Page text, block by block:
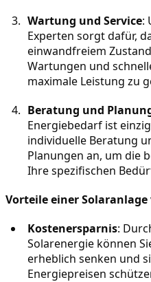
Wartung und Service:
Experten sorgt dafür,
einwandfreiem
Wartungen und
maximale Leistung zu
Beratung und
Energiebedarf ist
individuelle Beratung
Planungen an, um die
Ihre spezifischen
Vorteile einer Solaranlage
Kostenersparnis:
Solarenergie können
erheblich senken und
Energiepreisen